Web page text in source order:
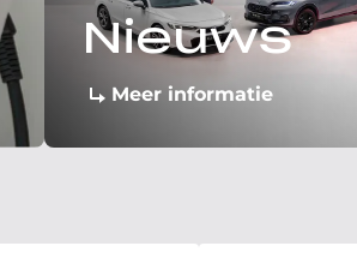
Nieuws
Meer informatie